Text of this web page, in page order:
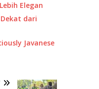
Elegan
dari
Javanese